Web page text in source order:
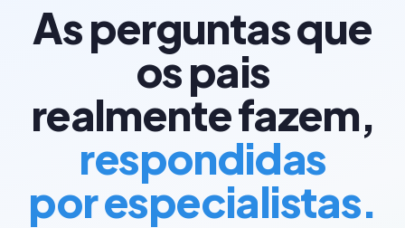
As perguntas que
os pais
realmente fazem,
respondidas
por especialistas.